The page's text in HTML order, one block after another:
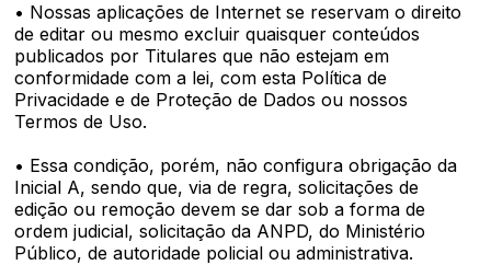
• Nossas aplicações de Internet se reservam o direito
de editar ou mesmo excluir quaisquer conteúdos
publicados por Titulares que não estejam em
conformidade com a lei, com esta Política de
Privacidade e de Proteção de Dados ou nossos
Termos de Uso.
• Essa condição, porém, não configura obrigação da
Inicial A, sendo que, via de regra, solicitações de
edição ou remoção devem se dar sob a forma de
ordem judicial, solicitação da ANPD, do Ministério
Público, de autoridade policial ou administrativa.